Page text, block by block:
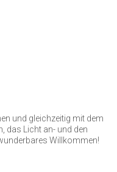
und gleichzeitig mit dem
das Licht an- und den
Willkommen!